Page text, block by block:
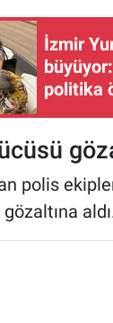
İzmir
politika
polis